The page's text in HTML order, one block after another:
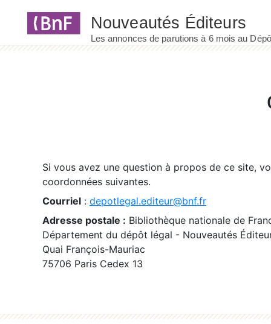
Si vous avez une question à propos de ce site,
coordonnées suivantes.
Courriel : depotlegal.editeur@bnf.fr
Adresse postale : Bibliothèque nationale de
Département du dépôt légal - Nouveautés
Quai François-Mauriac
75706 Paris Cedex 13